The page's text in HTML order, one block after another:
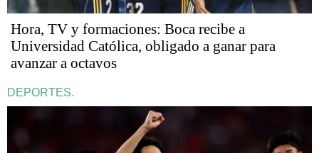
Hora, TV y formaciones: Boca recibe a
Universidad Católica, obligado a ganar para
avanzar a octavos
DEPORTES.